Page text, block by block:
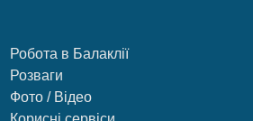
Робота в Балаклії
Розваги
Фото / Відео